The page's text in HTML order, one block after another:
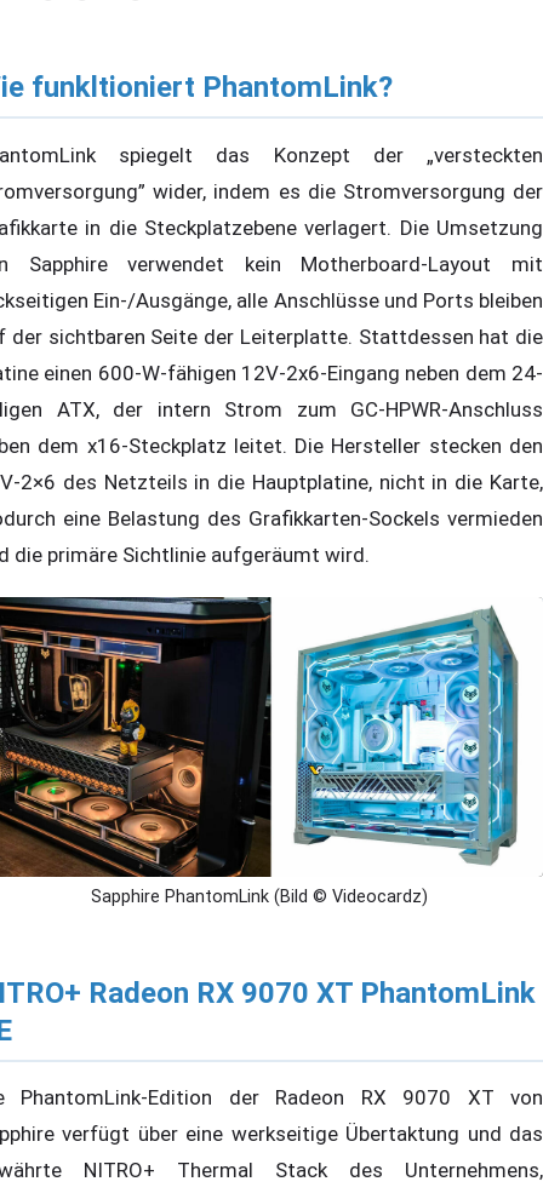
funkltioniert PhantomLink?
spiegelt das Konzept der „versteckten
wider, indem es die Stromversorgung der
in die Steckplatzebene verlagert. Die Umsetzung
Sapphire verwendet kein Motherboard-Layout mit
Ein-/Ausgänge, alle Anschlüsse und Ports bleiben
der sichtbaren Seite der Leiterplatte. Stattdessen hat die
einen 600-W-fähigen 12V-2x6-Eingang neben dem 24-
ATX, der intern Strom zum GC-HPWR-Anschluss
dem x16-Steckplatz leitet. Die Hersteller stecken den
2×6 des Netzteils in die Hauptplatine, nicht in die Karte,
eine Belastung des Grafikkarten-Sockels vermieden
die primäre Sichtlinie aufgeräumt wird.
Sapphire PhantomLink (Bild © Videocardz)
Radeon RX 9070 XT PhantomLink
PhantomLink-Edition der Radeon RX 9070 XT von
verfügt über eine werkseitige Übertaktung und das
NITRO+ Thermal Stack des Unternehmens,